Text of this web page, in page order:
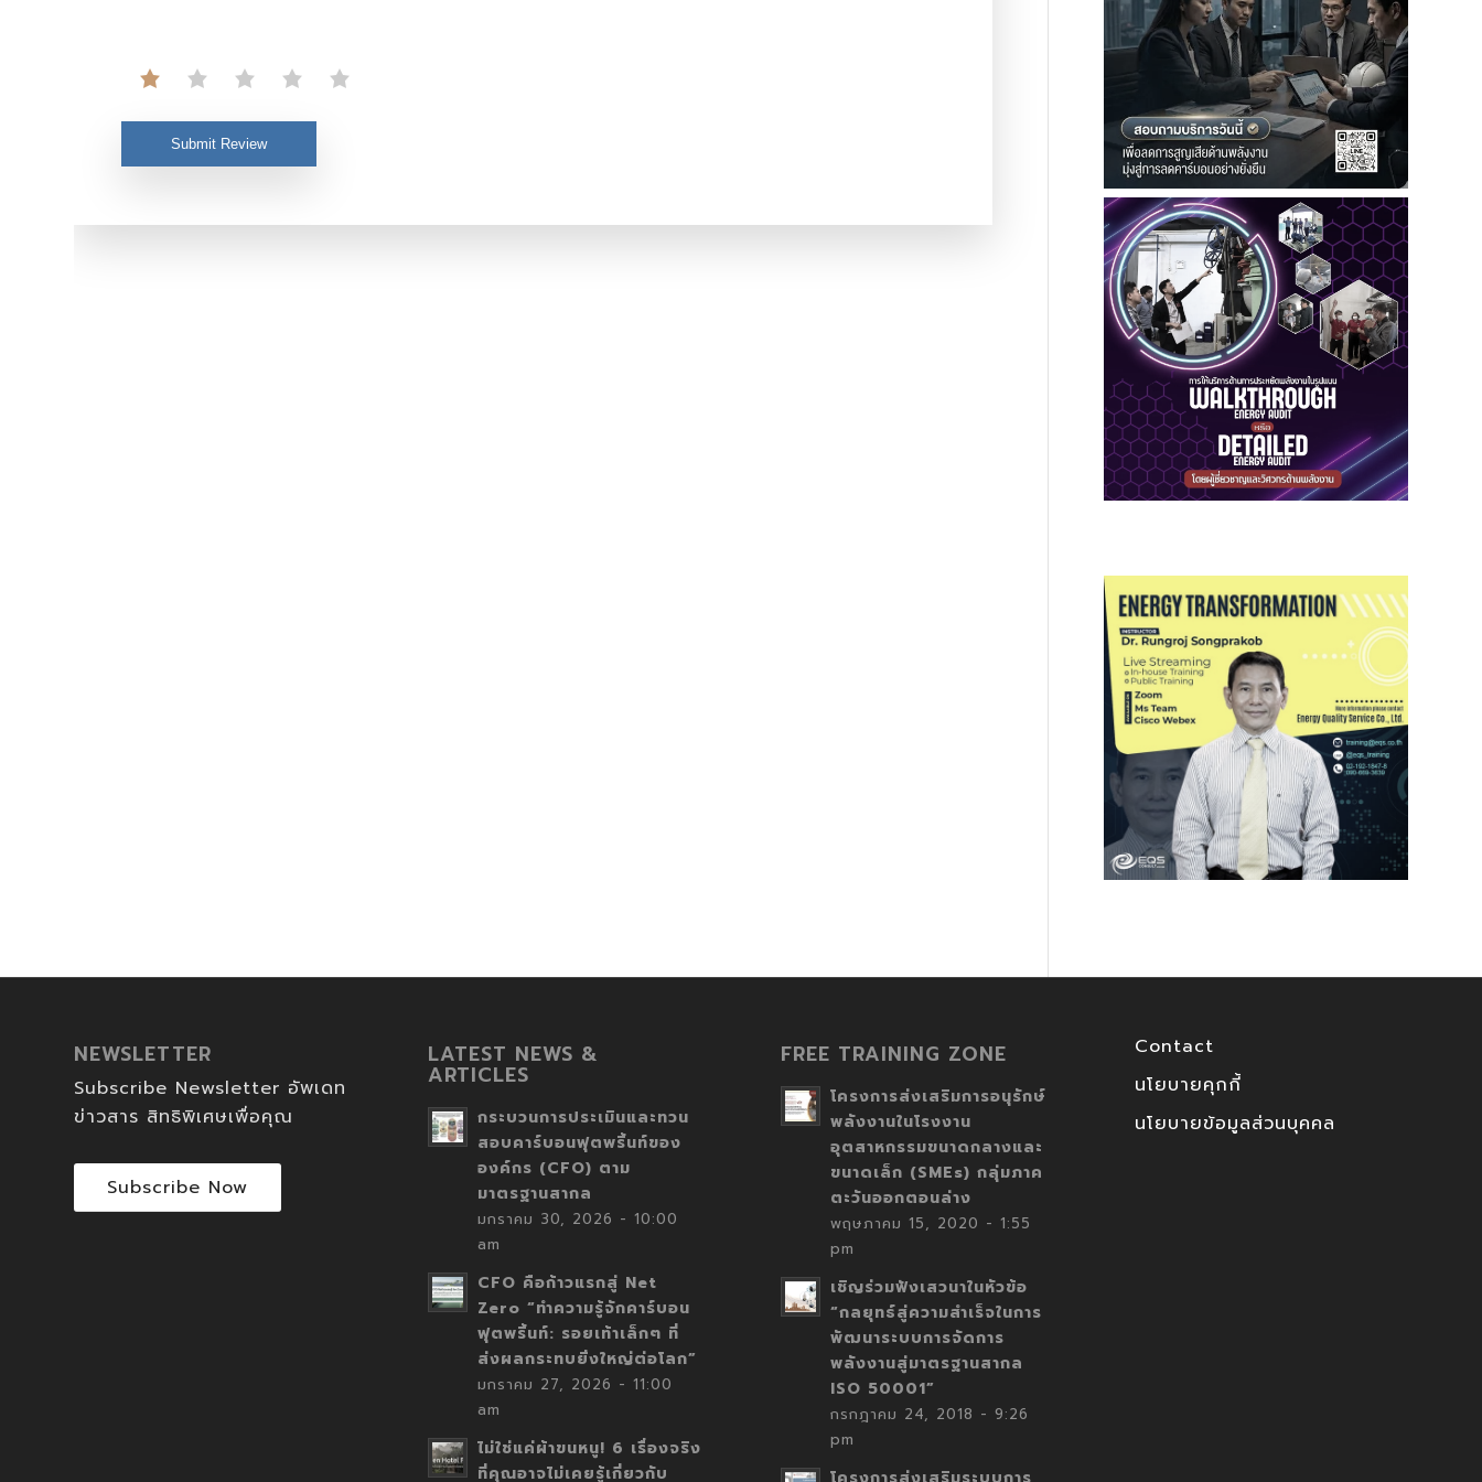
Submit Review
NEWSLETTER
Subscribe Newsletter อัพเดท
ข่าวสาร สิทธิพิเศษเพื่อคุณ
Subscribe Now
LATEST NEWS &
ARTICLES
กระบวนการประเมินและทวน
สอบคาร์บอนฟุตพริ้นท์ของ
องค์กร (CFO) ตาม
มาตรฐานสากล
มกราคม 30, 2026 - 10:00
am
CFO คือก้าวแรกสู่ Net
Zero “ทำความรู้จักคาร์บอน
ฟุตพริ้นท์: รอยเท้าเล็กๆ ที่
ส่งผลกระทบยิ่งใหญ่ต่อโลก”
มกราคม 27, 2026 - 11:00
am
ไม่ใช่แค่ผ้าขนหนู! 6 เรื่องจริง
ที่คุณอาจไม่เคยรู้เกี่ยวกับ
FREE TRAINING ZONE
โครงการส่งเสริมการอนุรักษ์
พลังงานในโรงงาน
อุตสาหกรรมขนาดกลางและ
ขนาดเล็ก (SMEs) กลุ่มภาค
ตะวันออกตอนล่าง
พฤษภาคม 15, 2020 - 1:55
pm
เชิญร่วมฟังเสวนาในหัวข้อ
“กลยุทธ์สู่ความสำเร็จในการ
พัฒนาระบบการจัดการ
พลังงานสู่มาตรฐานสากล
ISO 50001”
กรกฎาคม 24, 2018 - 9:26
pm
Contact
นโยบายคุกกี้
นโยบายข้อมูลส่วนบุคคล